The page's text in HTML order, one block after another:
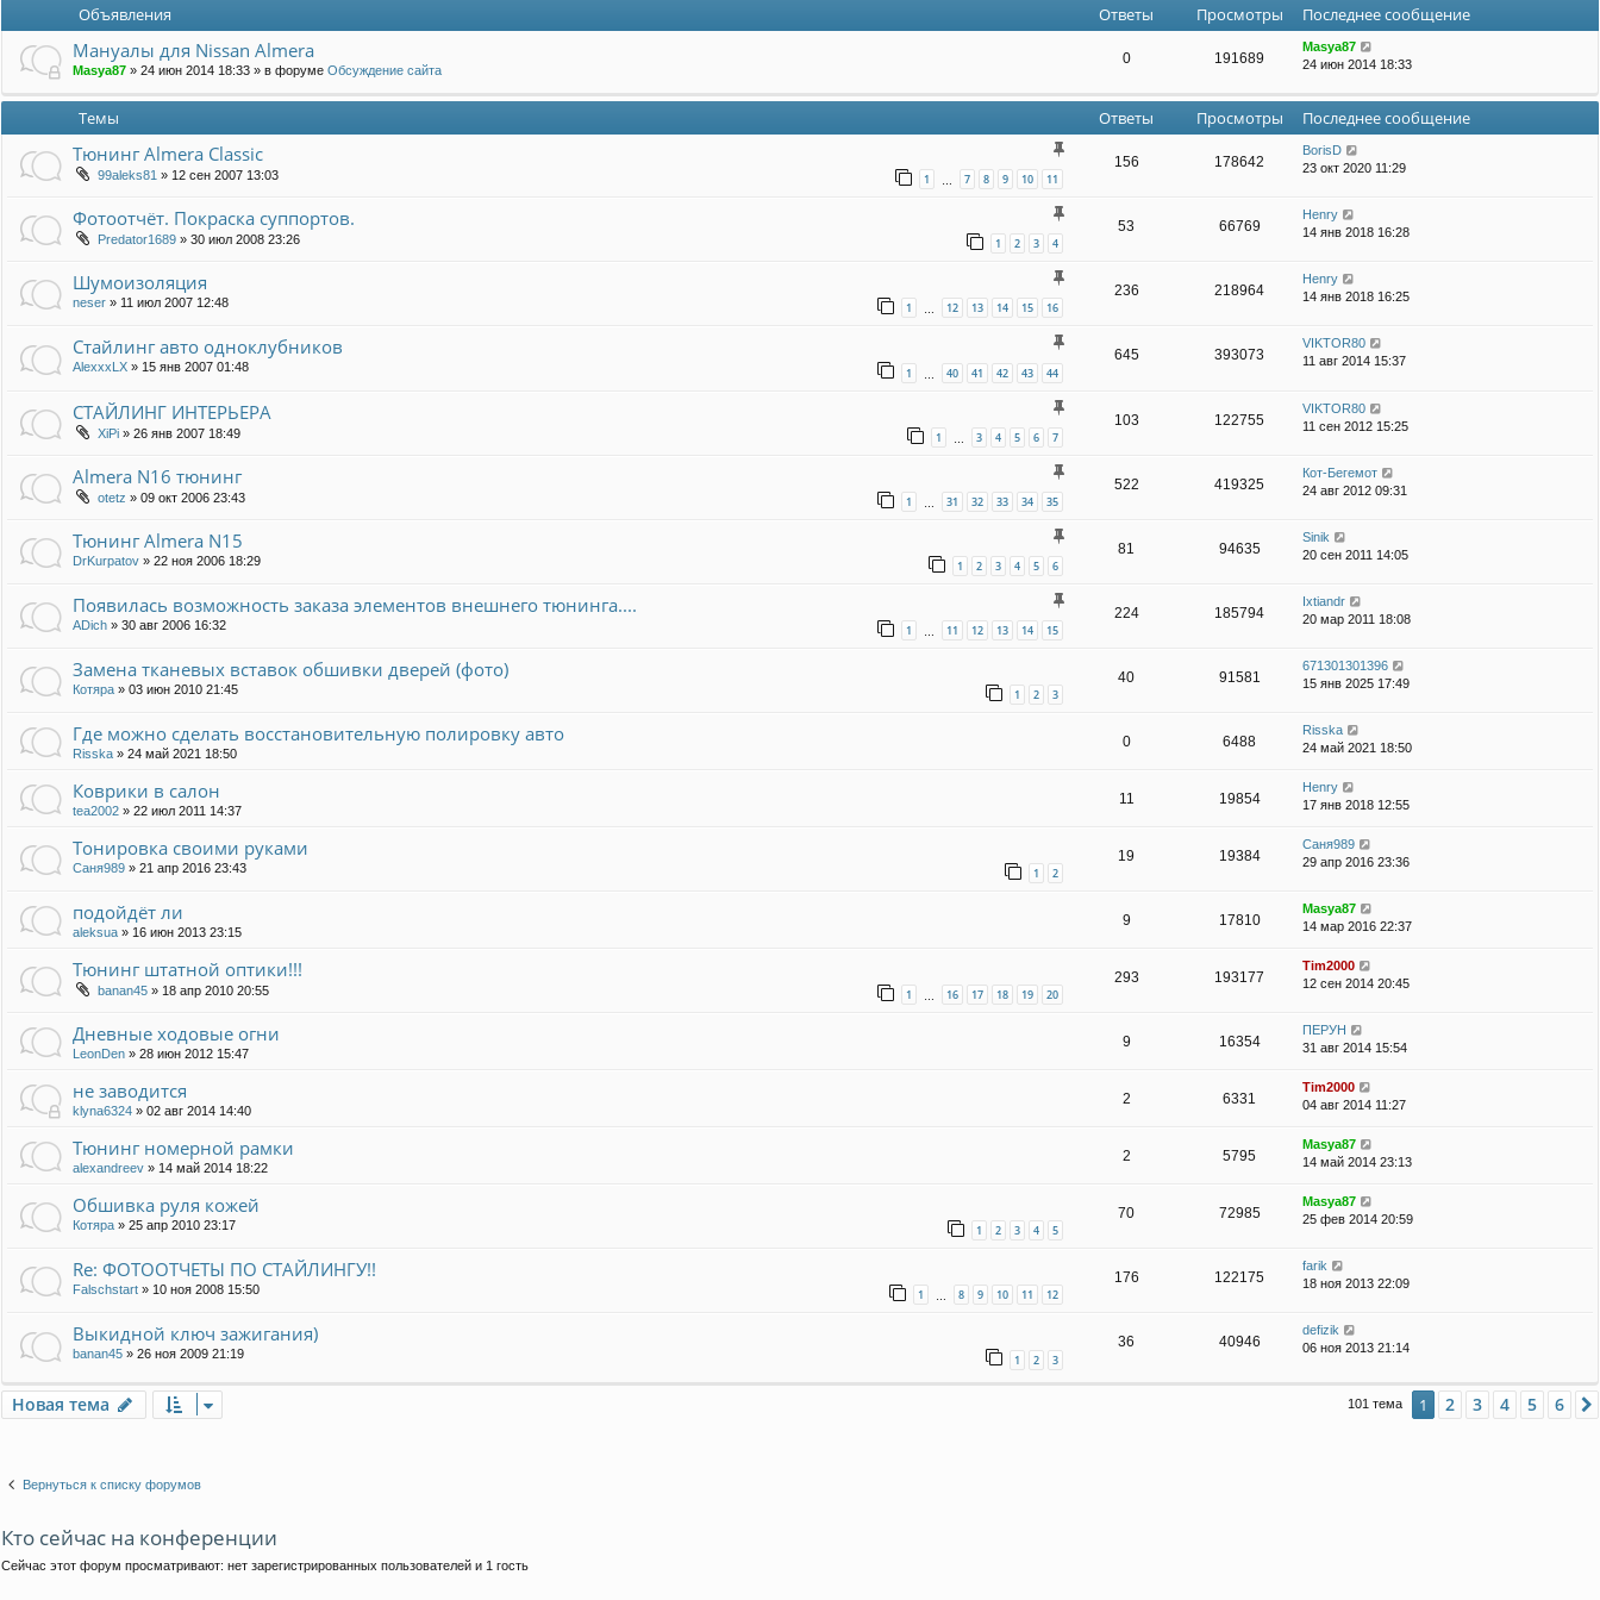
Объявления Ответы Просмотры Последнее сообщение
Мануалы для Nissan Almera
Masya87 » 24 июн 2014 18:33 » в форуме Обсуждение сайта
0 191689
Masya87
24 июн 2014 18:33
Темы Ответы Просмотры Последнее сообщение
Тюнинг Almera Classiс
99aleks81 » 12 сен 2007 13:03 1 … 7 8 9 10 11
156 178642
BorisD
23 окт 2020 11:29
Фотоотчёт. Покраска суппортов.
Predator1689 » 30 июл 2008 23:26 1 2 3 4
53 66769
Henry
14 янв 2018 16:28
Шумоизоляция
neser » 11 июл 2007 12:48 1 … 12 13 14 15 16
236 218964
Henry
14 янв 2018 16:25
Стайлинг авто одноклубников
AlexxxLX » 15 янв 2007 01:48 1 40 41 42 43 44
645 393073
VIKTOR80
11 авг 2014 15:37
СТАЙЛИНГ ИНТЕРЬЕРА
XiPi » 26 янв 2007 18:49 1 3 4 5 6 7
103 122755
VIKTOR80
11 сен 2012 15:25
Almera N16 тюнинг
otetz » 09 окт 2006 23:43 1 31 32 33 34 35
522 419325
Кот-Бегемот
24 авг 2012 09:31
Тюнинг Almera N15
DrKurpatov » 22 ноя 2006 18:29 1 2 3 4 5 6
81 94635
Sinik
20 сен 2011 14:05
Появилась возможность заказа элементов внешнего тюнинга....
ADich » 30 авг 2006 16:32 1 11 12 13 14 15
224 185794
Ixtiandr
20 мар 2011 18:08
Замена тканевых вставок обшивки дверей (фото)
Котяра » 03 июн 2010 21:45 1 2 3
40 91581
671301301396
15 янв 2025 17:49
Где можно сделать восстановительную полировку авто
Risska » 24 май 2021 18:50
0 6488
Risska
24 май 2021 18:50
Коврики в салон
tea2002 » 22 июл 2011 14:37
11 19854
Henry
17 янв 2018 12:55
Тонировка своими руками
Саня989 » 21 апр 2016 23:43 1 2
19 19384
Саня989
29 апр 2016 23:36
подойдёт ли
aleksua » 16 июн 2013 23:15
9 17810
Masya87
14 мар 2016 22:37
Тюнинг штатной оптики!!!
banan45 » 18 апр 2010 20:55 1 … 16 17 18 19 20
293 193177
Tim2000
12 сен 2014 20:45
Дневные ходовые огни
LeonDen » 28 июн 2012 15:47
9 16354
ПЕРУН
31 авг 2014 15:54
не заводится
klyna6324 » 02 авг 2014 14:40
2 6331
Tim2000
04 авг 2014 11:27
Тюнинг номерной рамки
alexandreev » 14 май 2014 18:22
2 5795
Masya87
14 май 2014 23:13
Обшивка руля кожей
Котяра » 25 апр 2010 23:17 1 2 3 4 5
70 72985
Masya87
25 фев 2014 20:59
Re: ФОТООТЧЕТЫ ПО СТАЙЛИНГУ!!
Falschstart » 10 ноя 2008 15:50 1 … 8 9 10 11 12
176 122175
farik
18 ноя 2013 22:09
Выкидной ключ зажигания)
banan45 » 26 ноя 2009 21:19 1 2 3
36 40946
defizik
06 ноя 2013 21:14
Новая тема 101 тема 1 2 3 4 5 6
Вернуться к списку форумов
Кто сейчас на конференции
Сейчас этот форум просматривают: нет зарегистрированных пользователей и 1 гость